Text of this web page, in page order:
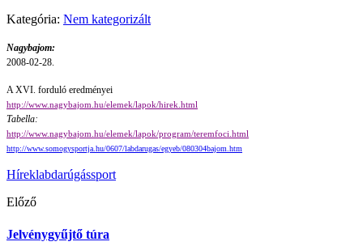
Kategória: Nem kategorizált
Nagybajom:
2008-02-28.
A XVI. forduló eredményei
http://www.nagybajom.hu/elemek/lapok/hirek.html
Tabella:
http://www.nagybajom.hu/elemek/lapok/program/teremfoci.html
http://www.somogysportja.hu/0607/labdarugas/egyeb/080304bajom.htm
Híreklabdarúgássport
Előző
Jelvénygyűjtő túra